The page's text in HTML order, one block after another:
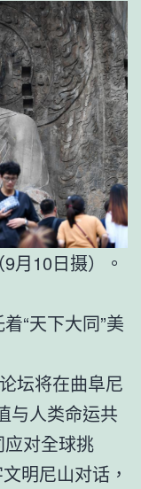
月10日摄）。
“天下大同”美
坛将在曲阜尼
与人类命运共
对全球挑
明尼山对话，